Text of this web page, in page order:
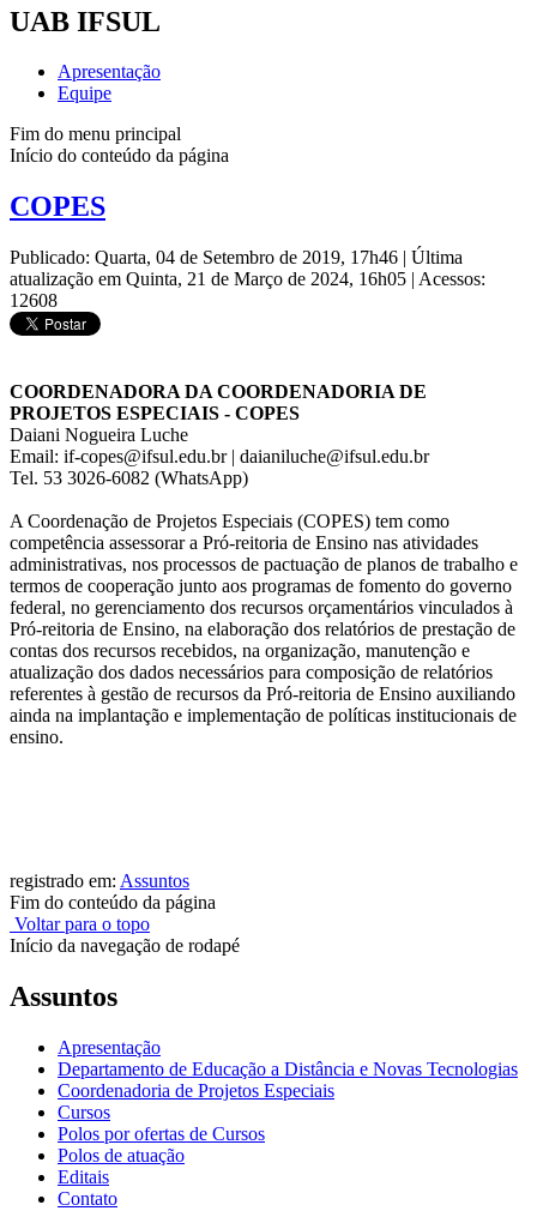
UAB IFSUL
Apresentação
Equipe
Fim do menu principal
Início do conteúdo da página
COPES
Publicado: Quarta, 04 de Setembro de 2019, 17h46 | Última
atualização em Quinta, 21 de Março de 2024, 16h05 | Acessos:
12608
COORDENADORA DA COORDENADORIA DE
PROJETOS ESPECIAIS - COPES
Daiani Nogueira Luche
Email: if-copes@ifsul.edu.br | daianiluche@ifsul.edu.br
Tel. 53 3026-6082 (WhatsApp)
A Coordenação de Projetos Especiais (COPES) tem como
competência assessorar a Pró-reitoria de Ensino nas atividades
administrativas, nos processos de pactuação de planos de trabalho e
termos de cooperação junto aos programas de fomento do governo
federal, no gerenciamento dos recursos orçamentários vinculados à
Pró-reitoria de Ensino, na elaboração dos relatórios de prestação de
contas dos recursos recebidos, na organização, manutenção e
atualização dos dados necessários para composição de relatórios
referentes à gestão de recursos da Pró-reitoria de Ensino auxiliando
ainda na implantação e implementação de políticas institucionais de
ensino.
registrado em: Assuntos
Fim do conteúdo da página
Voltar para o topo
Início da navegação de rodapé
Assuntos
Apresentação
Departamento de Educação a Distância e Novas Tecnologias
Coordenadoria de Projetos Especiais
Cursos
Polos por ofertas de Cursos
Polos de atuação
Editais
Contato